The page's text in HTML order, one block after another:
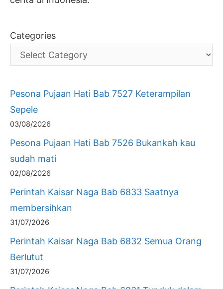
Categories
Pesona Pujaan Hati Bab 7527 Keterampilan
Sepele
03/08/2026
Pesona Pujaan Hati Bab 7526 Bukankah kau
sudah mati
02/08/2026
Perintah Kaisar Naga Bab 6833 Saatnya
membersihkan
31/07/2026
Perintah Kaisar Naga Bab 6832 Semua Orang
Berlutut
31/07/2026